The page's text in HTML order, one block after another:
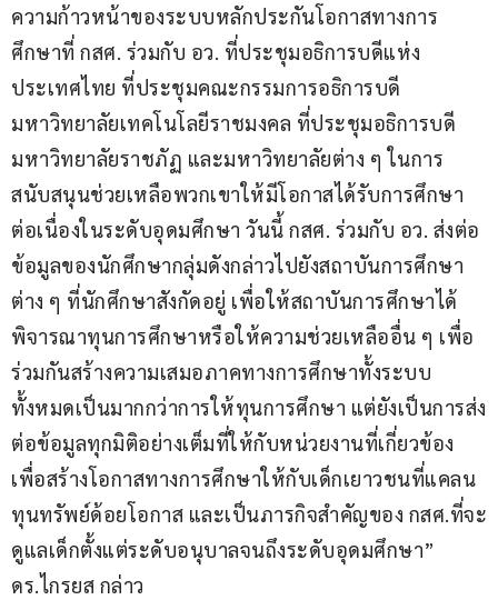
ความก้าวหน้าของระบบหลักประกันโอกาสทางการ
ศึกษาที่ กสศ. ร่วมกับ อว. ที่ประชุมอธิการบดีแห่ง
ประเทศไทย ที่ประชุมคณะกรรมการอธิการบดี
มหาวิทยาลัยเทคโนโลยีราชมงคล ที่ประชุมอธิการบดี
มหาวิทยาลัยราชภัฏ และมหาวิทยาลัยต่าง ๆ ในการ
สนับสนุนช่วยเหลือพวกเขาให้มีโอกาสได้รับการศึกษา
ต่อเนื่องในระดับอุดมศึกษา วันนี้ กสศ. ร่วมกับ อว. ส่งต่อ
ข้อมูลของนักศึกษากลุ่มดังกล่าวไปยังสถาบันการศึกษา
ต่าง ๆ ที่นักศึกษาสังกัดอยู่ เพื่อให้สถาบันการศึกษาได้
พิจารณาทุนการศึกษาหรือให้ความช่วยเหลืออื่น ๆ เพื่อ
ร่วมกันสร้างความเสมอภาคทางการศึกษาทั้งระบบ
ทั้งหมดเป็นมากกว่าการให้ทุนการศึกษา แต่ยังเป็นการส่ง
ต่อข้อมูลทุกมิติอย่างเต็มที่ให้กับหน่วยงานที่เกี่ยวข้อง
เพื่อสร้างโอกาสทางการศึกษาให้กับเด็กเยาวชนที่แคลน
ทุนทรัพย์ด้อยโอกาส และเป็นภารกิจสำคัญของ กสศ.ที่จะ
ดูแลเด็กตั้งแต่ระดับอนุบาลจนถึงระดับอุดมศึกษา”
ดร.ไกรยส กล่าว